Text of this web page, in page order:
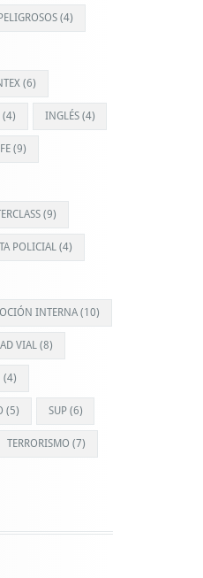
(4)
(6)
(4) INGLÉS(4)
(9)
(9)
POLICIAL (4)
INTERNA (10)
VIAL (8)
(4)
(5) SUP(6)
TERRORISMO (7)